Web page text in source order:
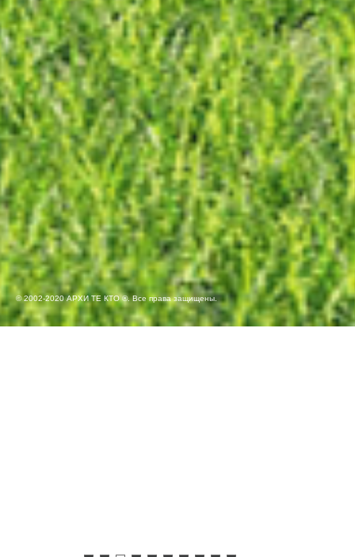
© 2002-2020 АРХИ ТЕ КТО ®. Все права защищены.